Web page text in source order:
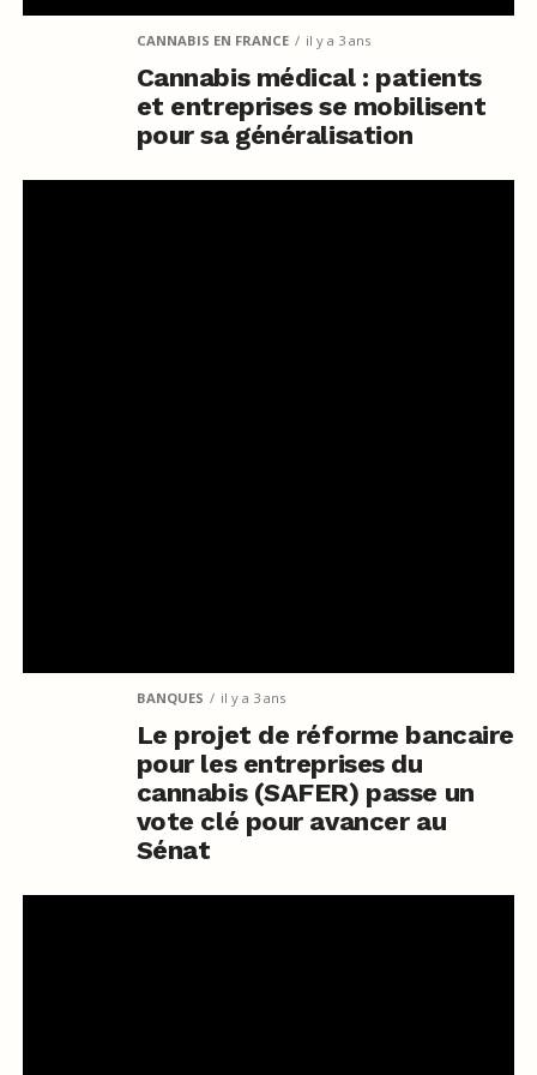
CANNABIS EN FRANCE il y a 3 ans
Cannabis médical : patients
et entreprises se mobilisent
pour sa généralisation
BANQUES il y a 3 ans
Le projet de réforme bancaire
pour les entreprises du
cannabis (SAFER) passe un
vote clé pour avancer au
Sénat